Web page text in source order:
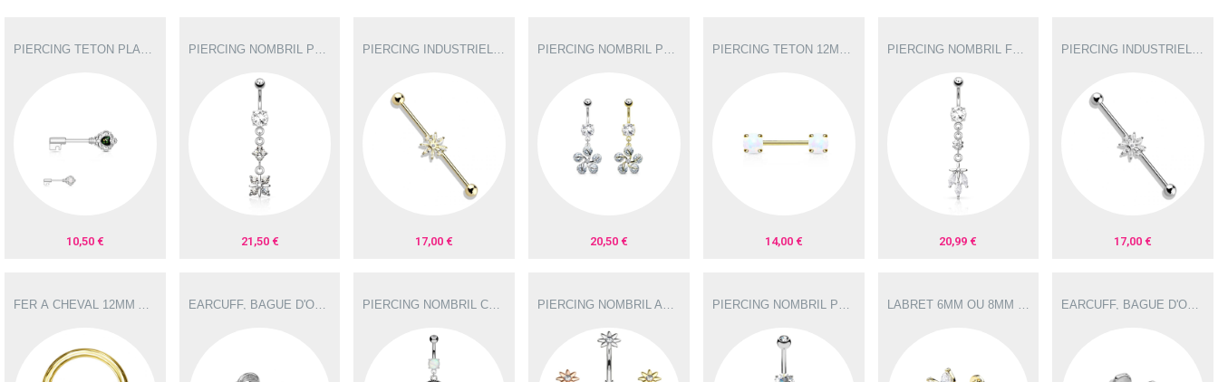
PIERCING TÉTON PLAQUÉ RHODIUM AVEC CŒUR EN OPALE DE SYNTHÈSE TET019G
10,50 €
PIERCING NOMBRIL PENDENTIF PLAQUÉ RHODIUM AVEC UNE FLEUR NOM169G
21,50 €
PIERCING INDUSTRIEL 38MM PLAQUÉ OR AVEC UNE FLEUR IND139D
17,00 €
PIERCING NOMBRIL PENDENTIF AVEC UNE FLEUR EN ZIRCONIUM NOM264
20,50 €
PIERCING TÉTON 12MM PLAQUÉ OR AVEC OPALINES DE SYNTHÈSE TET003
14,00 €
PIERCING NOMBRIL FLEUR ET FEUILLES ZIRCONIUM PLAQUÉ RHODIUM NOM164G
20,99 €
PIERCING INDUSTRIEL 38MM PLAQUÉ RHODIUM AVEC UNE FLEUR IND139G
17,00 €
EARCUFF, BAGUE D'OREILLE SERPENT PLAQUÉ RHODIUM FA005